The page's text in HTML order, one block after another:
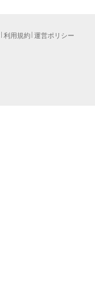
利用規約 運営ポリシー